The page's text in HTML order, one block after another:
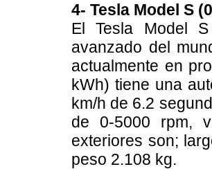
4- Tesla Model S
El Tesla Model
avanzado del
actualmente en
kWh) tiene una
km/h de 6.2
de 0-5000 rpm,
exteriores son;
peso 2.108 kg.